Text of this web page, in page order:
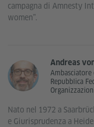
campagna di Amnesty
women”.
Andreas
Ambasciatore
Repubblica
Nato nel 1972 a
e Giurisprudenza a